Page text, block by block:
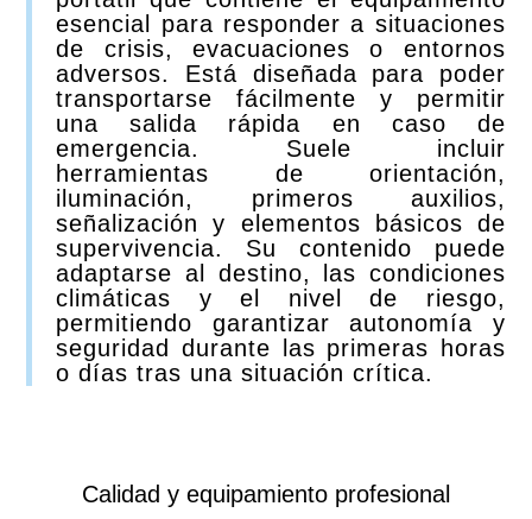
esencial para responder a situaciones
de crisis, evacuaciones o entornos
adversos. Está diseñada para poder
transportarse fácilmente y permitir
una salida rápida en caso de
emergencia. Suele incluir
herramientas de orientación,
iluminación, primeros auxilios,
señalización y elementos básicos de
supervivencia. Su contenido puede
adaptarse al destino, las condiciones
climáticas y el nivel de riesgo,
permitiendo garantizar autonomía y
seguridad durante las primeras horas
o días tras una situación crítica.
Calidad y equipamiento profesional